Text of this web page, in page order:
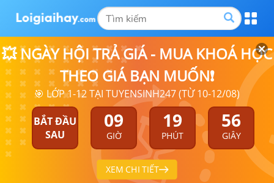
💥 NGÀY HỘI TRẢ GIÁ - MUA KHOÁ HỌC
THEO GIÁ BẠN MUỐN❗
🎯 LỚP 1-12 TẠI TUYENSINH247 (TỪ 10-12/08)
BẮT ĐẦU
SAU
09
GIỜ
19
PHÚT
55
GIÂY
XEM CHI TIẾT